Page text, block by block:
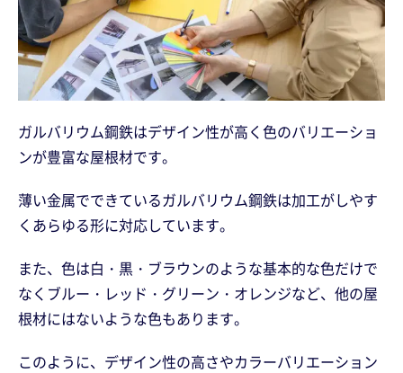
ガルバリウム鋼鉄はデザイン性が高く色のバリエーショ
ンが豊富な屋根材です。
薄い金属でできているガルバリウム鋼鉄は加工がしやす
くあらゆる形に対応しています。
また、色は白・黒・ブラウンのような基本的な色だけで
なくブルー・レッド・グリーン・オレンジなど、他の屋
根材にはないような色もあります。
このように、デザイン性の高さやカラーバリエーション